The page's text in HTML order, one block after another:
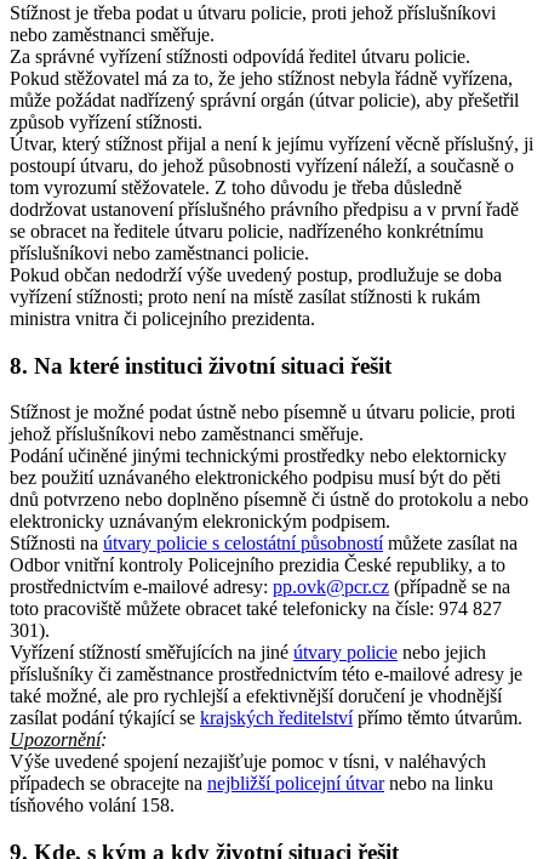
Stížnost je třeba podat u útvaru policie, proti jehož příslušníkovi
nebo zaměstnanci směřuje.
Za správné vyřízení stížnosti odpovídá ředitel útvaru policie.
Pokud stěžovatel má za to, že jeho stížnost nebyla řádně vyřízena,
může požádat nadřízený správní orgán (útvar policie), aby přešetřil
způsob vyřízení stížnosti.
Útvar, který stížnost přijal a není k jejímu vyřízení věcně příslušný, ji
postoupí útvaru, do jehož působnosti vyřízení náleží, a současně o
tom vyrozumí stěžovatele. Z toho důvodu je třeba důsledně
dodržovat ustanovení příslušného právního předpisu a v první řadě
se obracet na ředitele útvaru policie, nadřízeného konkrétnímu
příslušníkovi nebo zaměstnanci policie.
Pokud občan nedodrží výše uvedený postup, prodlužuje se doba
vyřízení stížnosti; proto není na místě zasílat stížnosti k rukám
ministra vnitra či policejního prezidenta.
8. Na které instituci životní situaci řešit
Stížnost je možné podat ústně nebo písemně u útvaru policie, proti
jehož příslušníkovi nebo zaměstnanci směřuje.
Podání učiněné jinými technickými prostředky nebo elektornicky
bez použití uznávaného elektronického podpisu musí být do pěti
dnů potvrzeno nebo doplněno písemně či ústně do protokolu a nebo
elektronicky uznávaným elekronickým podpisem.
Stížnosti na útvary policie s celostátní působnostímůžete zasílat na
Odbor vnitřní kontroly Policejního prezidia České republiky, a to
prostřednictvím e-mailové adresy: pp.ovk@pcr.cz (případně se na
toto pracoviště můžete obracet také telefonicky na čísle: 974 827
301).
Vyřízení stížností směřujících na jiné útvary policie nebo jejich
příslušníky či zaměstnance prostřednictvím této e-mailové adresy je
také možné, ale pro rychlejší a efektivnější doručení je vhodnější
zasílat podání týkající se krajských ředitelstvípřímo těmto útvarům.
Upozornění:
Výše uvedené spojení nezajišťuje pomoc v tísni, v naléhavých
případech se obracejte na nejbližší policejní útvarnebo na linku
tísňového volání 158.
9. Kde, s kým a kdy životní situaci řešit